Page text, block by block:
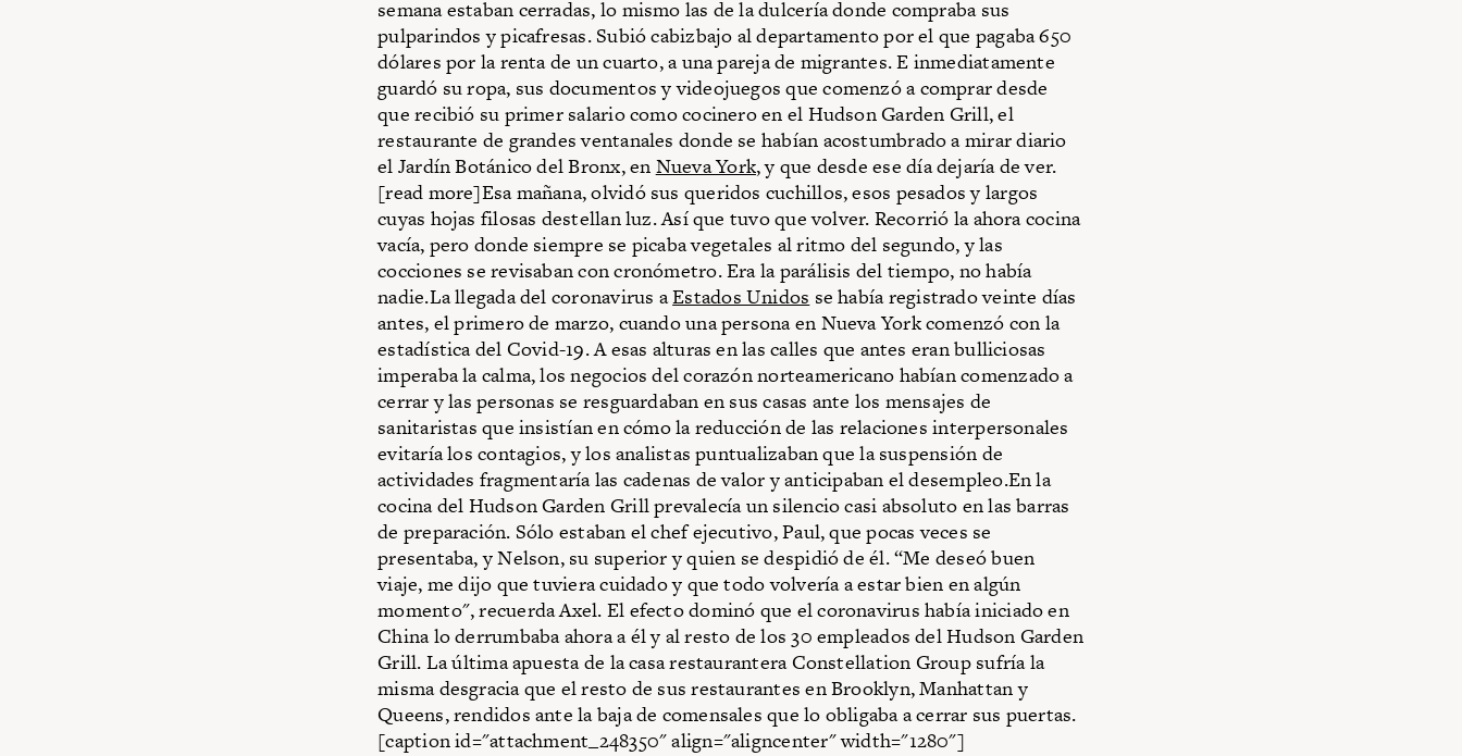
semana estaban cerradas, lo mismo las de la dulcería donde compraba sus
pulparindos y picafresas. Subió cabizbajo al departamento por el que pagaba 650
dólares por la renta de un cuarto, a una pareja de migrantes. E inmediatamente
guardó su ropa, sus documentos y videojuegos que comenzó a comprar desde
que recibió su primer salario como cocinero en el Hudson Garden Grill, el
restaurante de grandes ventanales donde se habían acostumbrado a mirar diario
el Jardín Botánico del Bronx, en Nueva York, y que desde ese día dejaría de ver.
[read more]Esa mañana, olvidó sus queridos cuchillos, esos pesados y largos
cuyas hojas filosas destellan luz. Así que tuvo que volver. Recorrió la ahora cocina
vacía, pero donde siempre se picaba vegetales al ritmo del segundo, y las
cocciones se revisaban con cronómetro. Era la parálisis del tiempo, no había
nadie.La llegada del coronavirus aEstados Unidos se había registrado veinte días
antes, el primero de marzo, cuando una persona en Nueva York comenzó con la
estadística del Covid-19. A esas alturas en las calles que antes eran bulliciosas
imperaba la calma, los negocios del corazón norteamericano habían comenzado a
cerrar y las personas se resguardaban en sus casas ante los mensajes de
sanitaristas que insistían en cómo la reducción de las relaciones interpersonales
evitaría los contagios, y los analistas puntualizaban que la suspensión de
actividades fragmentaría las cadenas de valor y anticipaban el desempleo.En la
cocina del Hudson Garden Grill prevalecía un silencio casi absoluto en las barras
de preparación. Sólo estaban el chef ejecutivo, Paul, que pocas veces se
presentaba, y Nelson, su superior y quien se despidió de él. “Me deseó buen
viaje, me dijo que tuviera cuidado y que todo volvería a estar bien en algún
momento", recuerda Axel. El efecto dominó que el coronavirus había iniciado en
China lo derrumbaba ahora a él y al resto de los 30 empleados del Hudson Garden
Grill. La última apuesta de la casa restaurantera Constellation Group sufría la
misma desgracia que el resto de sus restaurantes en Brooklyn, Manhattan y
Queens, rendidos ante la baja de comensales que lo obligaba a cerrar sus puertas.
[caption id="attachment_248350" align="aligncenter" width="1280"]